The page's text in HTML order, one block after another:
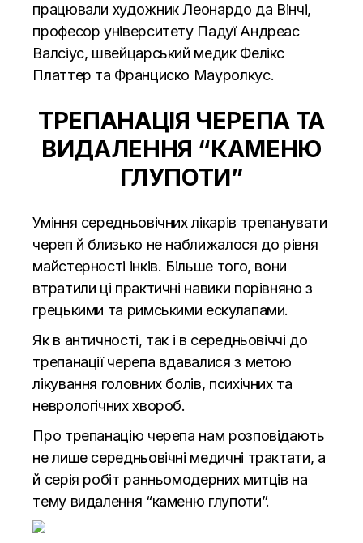
працювали художник Леонардо да Вінчі,
професор університету Падуї Андреас
Валсіус, швейцарський медик Фелікс
Платтер та Франциско Мауролкус.
ТРЕПАНАЦІЯ ЧЕРЕПА ТА
ВИДАЛЕННЯ “КАМЕНЮ
ГЛУПОТИ”
Уміння середньовічних лікарів трепанувати
череп й близько не наближалося до рівня
майстерності інків. Більше того, вони
втратили ці практичні навики порівняно з
грецькими та римськими ескулапами.
Як в античності, так і в середньовіччі до
трепанації черепа вдавалися з метою
лікування головних болів, психічних та
неврологічних хвороб.
Про трепанацію черепа нам розповідають
не лише середньовічні медичні трактати, а
й серія робіт ранньомодерних митців на
тему видалення “каменю глупоти”.